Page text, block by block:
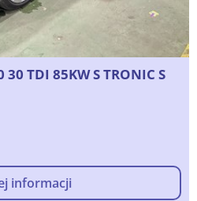
TDI 85KW S TRONIC S
informacji